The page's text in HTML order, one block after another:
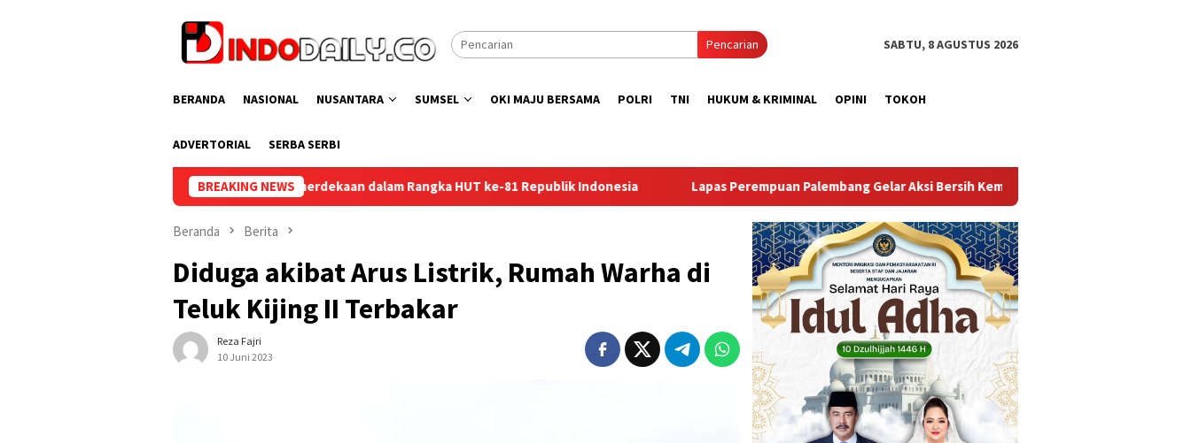
Pencarian SABTU, 8 AGUSTUS 2026
BERANDA NASIONAL NUSANTARA SUMSEL OKI MAJU BERSAMA POLRI TNI HUKUM & KRIMINAL OPINI TOKOH
ADVERTORIAL SERBA SERBI
BREAKING NEWS
Bersih Kemerdekaan dalam Rangka HUT ke-81 Republik Indonesia Lapas Perempuan Palembang Gelar Aksi Bersih Kemerdekaan, Kobarkan Semangat Gotong Royong Sambut HUT Ke-81
Beranda Berita
Diduga akibat Arus Listrik, Rumah Warha di
Teluk Kijing II Terbakar
Reza Fajri
10 Juni 2023